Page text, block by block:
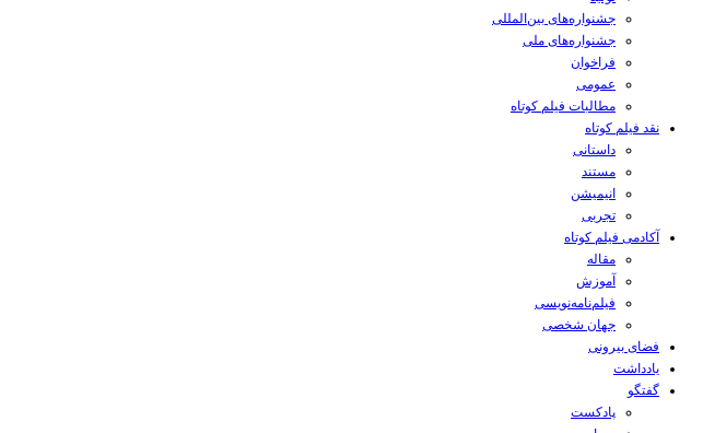
‌‌جشنواره‌های بین‌المللی
جشنواره‌های ملی
فراخوان
عمومی
مطالبات فیلم کوتاه
نقد فیلم کوتاه
داستانی
مستند
انیمیشن
تجربی
آکادمی فیلم کوتاه
مقاله
آموزش
فیلم‌نامه‌نویسی
جهان شخصی
فضای بیرونی
یادداشت
گفتگو
پادکست